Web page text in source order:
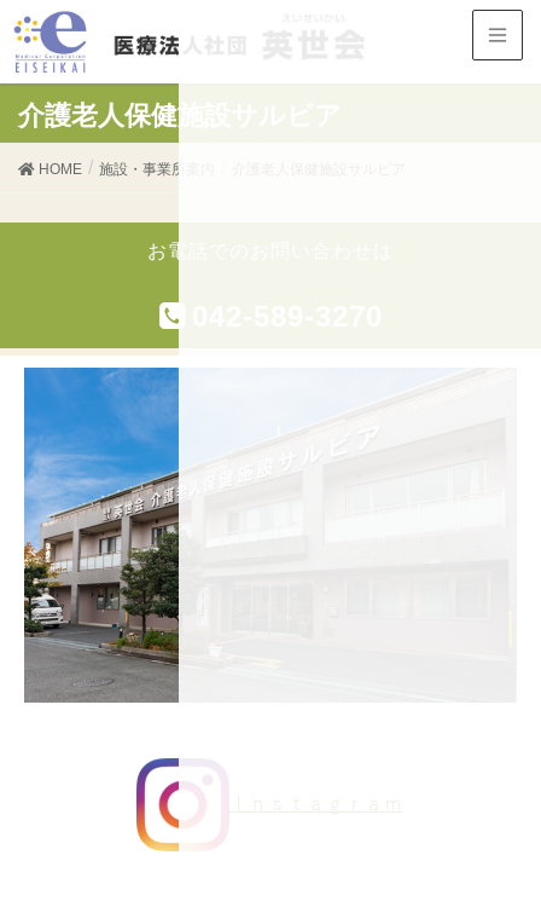
介護老人保健施設サルビア
HOME 施設・事業所案内
お電話でのお問い合わせは